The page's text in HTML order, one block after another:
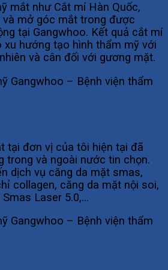
mắt như Cắt mí Hàn Quốc,
và mở góc mắt trong được
tại Gangwhoo. Kết quả cắt mí
hướng tạo hình thẩm mỹ với
và cân đối với gương mặt.
tại đơn vị của tôi hiện tại đã
trong và ngoài nước tin chọn.
dịch vụ căng da mặt smas,
collagen, căng da mặt nội soi,
Laser 5.0,…